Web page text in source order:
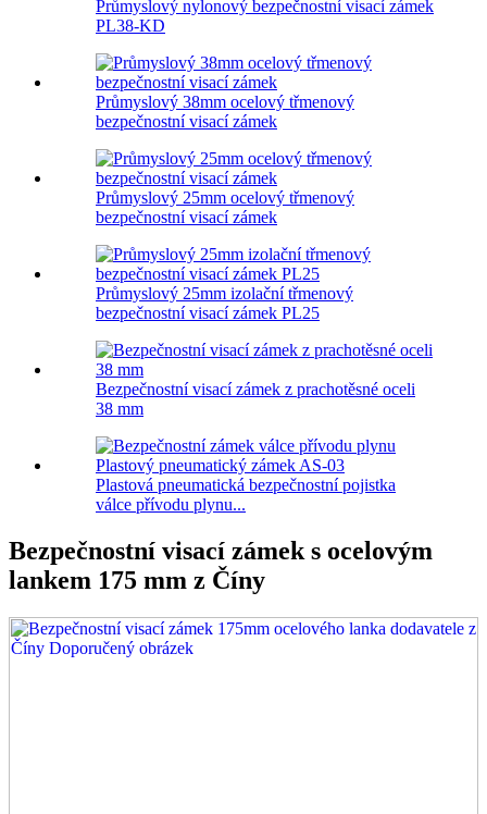
Průmyslový nylonový bezpečnostní visací zámek
PL38-KD
Průmyslový 38mm ocelový třmenový
bezpečnostní visací zámek
Průmyslový 25mm ocelový třmenový
bezpečnostní visací zámek
Průmyslový 25mm izolační třmenový
bezpečnostní visací zámek PL25
Bezpečnostní visací zámek z prachotěsné oceli
38 mm
Plastová pneumatická bezpečnostní pojistka
válce přívodu plynu...
Bezpečnostní visací zámek s ocelovým
lankem 175 mm z Číny